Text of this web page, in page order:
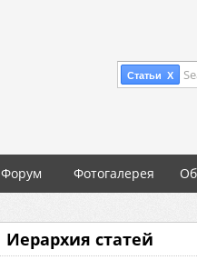
Статьи X
Форум Фотогалерея
Иерархия статей